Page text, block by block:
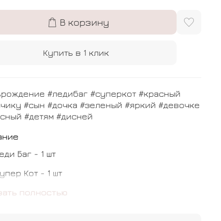
В корзину
Купить в 1 клик
#ледибаг #суперкот #красный
#сын #дочка #зеленый #яркий #девочке
#детям #дисней
Баг - 1 шт
Кот - 1 шт
Леди Баг - 1 шт
полностью